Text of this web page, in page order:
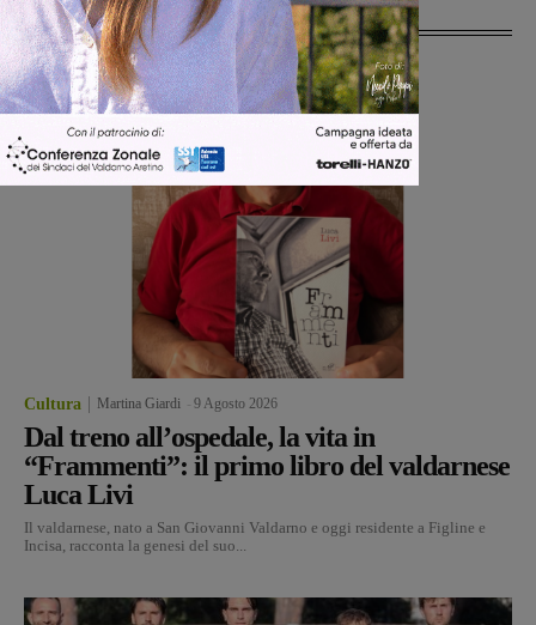
Ultime Notizie
Cultura Martina Giardi 9 Agosto 2026
Dal treno all’ospedale, la vita in
“Frammenti”: il primo libro del valdarnese
Luca Livi
Il valdarnese, nato a San Giovanni Valdarno e oggi residente a Figline e
Incisa, racconta la genesi del suo...